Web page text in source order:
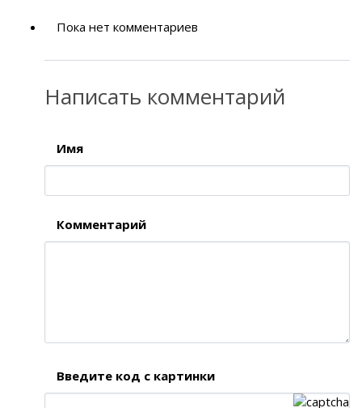
Пока нет комментариев
Написать комментарий
Имя
Комментарий
Введите код с картинки